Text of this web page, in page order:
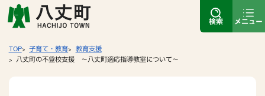
検索 メニュー
TOP 子育て・教育
教育支援
八丈町の不登校支援 ～八丈町適応指導教室について～